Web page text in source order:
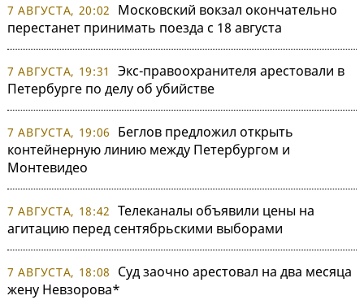
7 АВГУСТА, 20:02
Московский вокзал окончательно
перестанет принимать поезда с 18 августа
7 АВГУСТА, 19:31
Экс-правоохранителя арестовали в
Петербурге по делу об убийстве
7 АВГУСТА, 19:06
Беглов предложил открыть
контейнерную линию между Петербургом и
Монтевидео
7 АВГУСТА, 18:42 Телеканалы объявили цены на
агитацию перед сентябрьскими выборами
7 АВГУСТА, 18:08
Суд заочно арестовал на два месяца
жену Невзорова*